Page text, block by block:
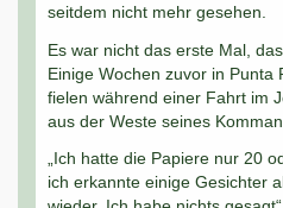
seitdem nicht mehr gesehen.
Es war nicht das erste Mal,
Einige Wochen zuvor in
fielen während einer Fahrt im
aus der Weste seines
„Ich hatte die Papiere nur 20
ich erkannte einige Gesichter